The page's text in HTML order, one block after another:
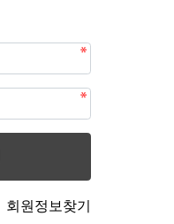
회원정보찾기